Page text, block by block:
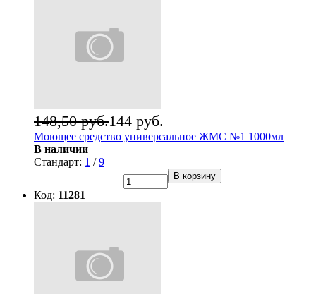
144 руб.
148,50 руб.
Моющее средство универсальное ЖМС №1 1000мл
В наличии
Стандарт: 1 /9
В корзину
Код: 11281